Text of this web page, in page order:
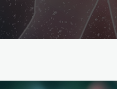
Pneumologia Oncológica
Reabilitação Respiratória
Tabagismo